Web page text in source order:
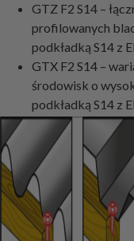
GTZ F2 S14 –
profilowanych
podkładką S14 z
GTX F2 S14 –
środowisk o
podkładką S14 z